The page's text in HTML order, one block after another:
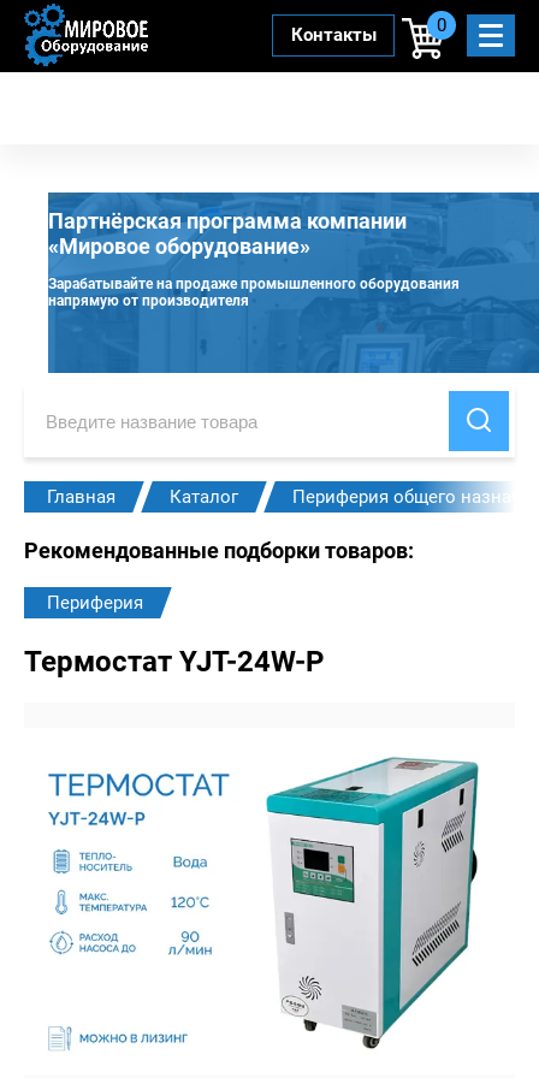
Контакты 0
Партнёрская программа компании
«Мировое оборудование»
Зарабатывайте на продаже промышленного оборудования
напрямую от производителя
Главная Каталог Периферия общего
Рекомендованные подборки товаров:
Периферия
Термостат YJT-24W-P